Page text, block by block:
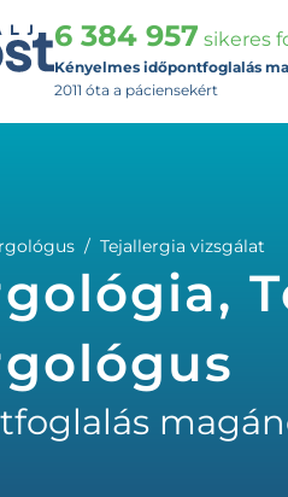
6 384 957 sikeres
Kényelmes időpontfoglalás
2011 óta a páciensekért
Tejallergia vizsgálat